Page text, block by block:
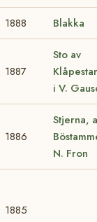
1888 Blakka
1887
Sto av
i V.
1886
Stjerna,
N. Fron
1885